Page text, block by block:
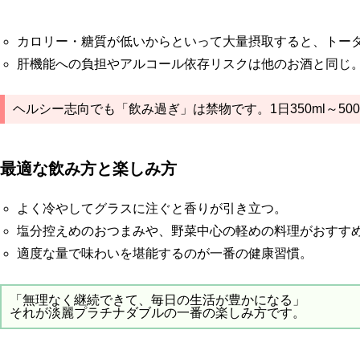
カロリー・糖質が低いからといって大量摂取すると、トー
肝機能への負担やアルコール依存リスクは他のお酒と同じ
ヘルシー志向でも「飲み過ぎ」は禁物です。1日350ml～
最適な飲み方と楽しみ方
よく冷やしてグラスに注ぐと香りが引き立つ。
塩分控えめのおつまみや、野菜中心の軽めの料理がおすす
適度な量で味わいを堪能するのが一番の健康習慣。
「無理なく継続できて、毎日の生活が豊かになる」
それが淡麗プラチナダブルの一番の楽しみ方です。